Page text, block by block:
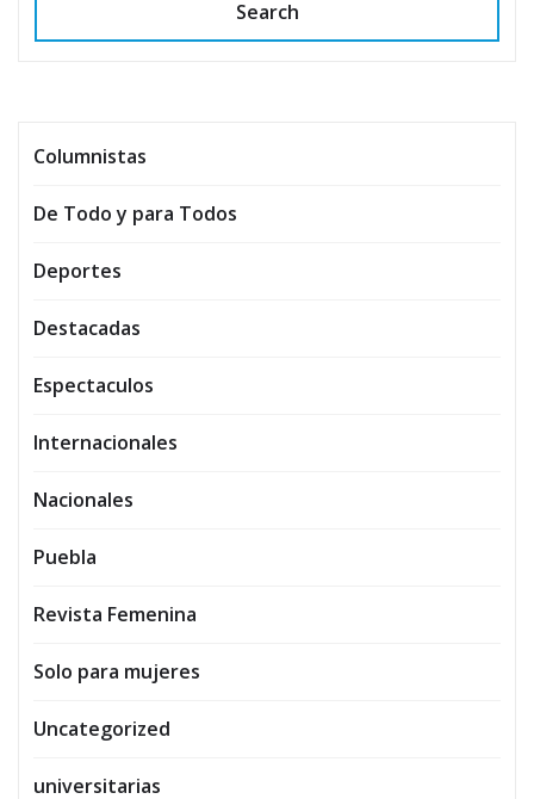
Search
Columnistas
De Todo y para Todos
Deportes
Destacadas
Espectaculos
Internacionales
Nacionales
Puebla
Revista Femenina
Solo para mujeres
Uncategorized
universitarias